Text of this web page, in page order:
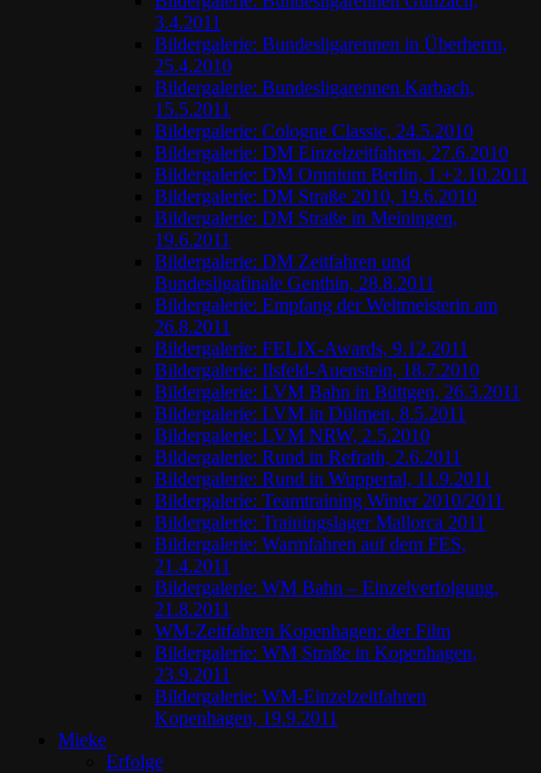
3.4.2011
Bildergalerie: Bundesligarennen in Überherrn,
25.4.2010
Bildergalerie: Bundesligarennen Karbach,
15.5.2011
Bildergalerie: Cologne Classic, 24.5.2010
Bildergalerie: DM Einzelzeitfahren, 27.6.2010
Bildergalerie: DM Omnium Berlin, 1.+2.10.2011
Bildergalerie: DM Straße 2010, 19.6.2010
Bildergalerie: DM Straße in Meiningen,
19.6.2011
Bildergalerie: DM Zeitfahren und
Bundesligafinale Genthin, 28.8.2011
Bildergalerie: Empfang der Weltmeisterin am
26.8.2011
Bildergalerie: FELIX-Awards, 9.12.2011
Bildergalerie: Ilsfeld-Auenstein, 18.7.2010
Bildergalerie: LVM Bahn in Büttgen, 26.3.2011
Bildergalerie: LVM in Dülmen, 8.5.2011
Bildergalerie: LVM NRW, 2.5.2010
Bildergalerie: Rund in Refrath, 2.6.2011
Bildergalerie: Rund in Wuppertal, 11.9.2011
Bildergalerie: Teamtraining Winter 2010/2011
Bildergalerie: Trainingslager Mallorca 2011
Bildergalerie: Warmfahren auf dem FES,
21.4.2011
Bildergalerie: WM Bahn – Einzelverfolgung,
21.8.2011
WM-Zeitfahren Kopenhagen: der Film
Bildergalerie: WM Straße in Kopenhagen,
23.9.2011
Bildergalerie: WM-Einzelzeitfahren
Kopenhagen, 19.9.2011
Mieke
Erfolge